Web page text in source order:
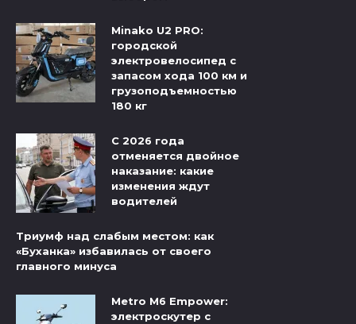
Minako U2 PRO:
городской
электровелосипед с
запасом хода 100 км и
грузоподъемностью
180 кг
С 2026 года
отменяется двойное
наказание: какие
изменения ждут
водителей
Триумф над слабым местом: как
«Буханка» избавилась от своего
главного минуса
Metro M6 Empower:
электроскутер с